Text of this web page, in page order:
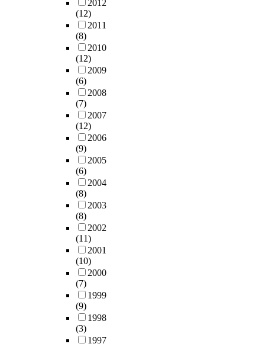
2012
(12)
2011
(8)
2010
(12)
2009
(6)
2008
(7)
2007
(12)
2006
(9)
2005
(6)
2004
(8)
2003
(8)
2002
(11)
2001
(10)
2000
(7)
1999
(9)
1998
(3)
1997